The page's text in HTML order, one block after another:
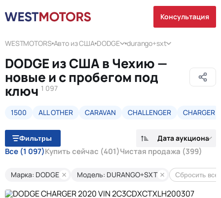
Консультация
WESTMOTORS Авто из США DODGE durango+sxt
DODGE из США в Чехию —
новые и с пробегом под
ключ 1 097
1500 ALL OTHER CARAVAN CHALLENGER CHARGER
Фильтры Дата аукциона
Все (1 097)Купить сейчас (401)Чистая продажа (399)
Марка: DODGE Модель: DURANGO+SXT Сбросить все